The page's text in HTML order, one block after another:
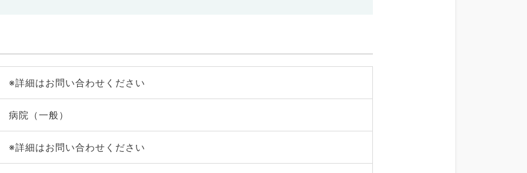
※詳細はお問い合わせください
病院（一般）
※詳細はお問い合わせください